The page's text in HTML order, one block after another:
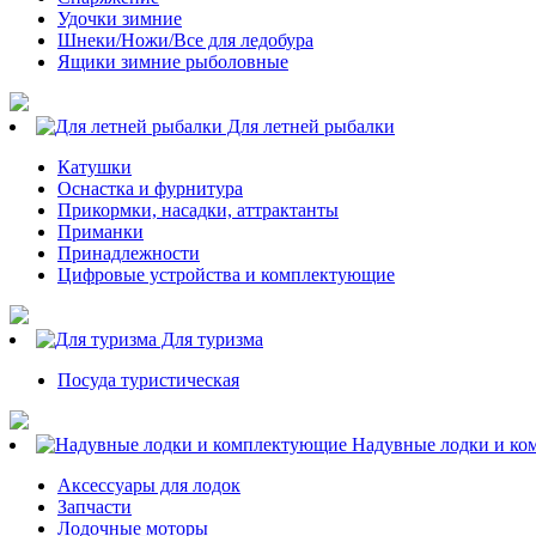
Удочки зимние
Шнеки/Ножи/Все для ледобура
Ящики зимние рыболовные
Для летней рыбалки
Катушки
Оснастка и фурнитура
Прикормки, насадки, аттрактанты
Приманки
Принадлежности
Цифровые устройства и комплектующие
Для туризма
Посуда туристическая
Надувные лодки и
Аксессуары для лодок
Запчасти
Лодочные моторы